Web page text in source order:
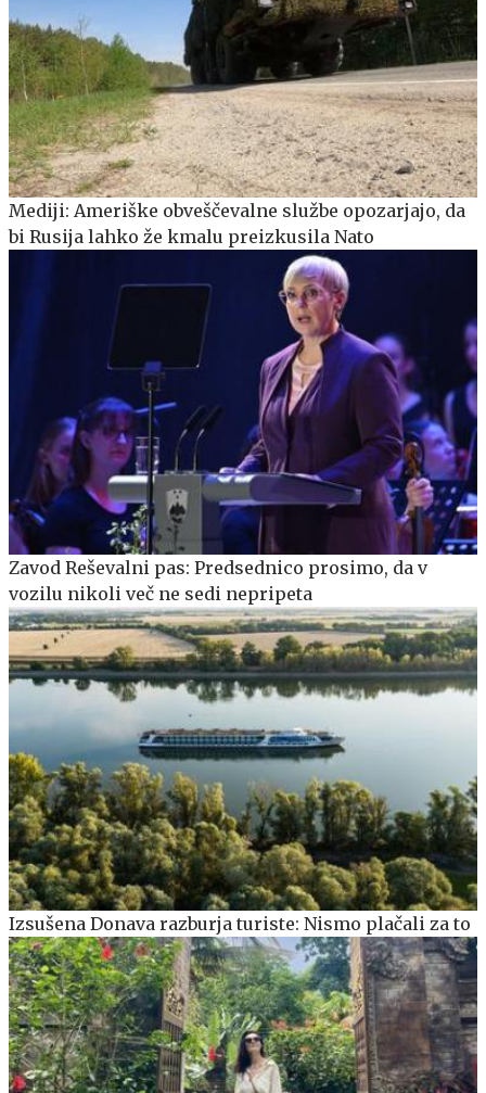
Mediji: Ameriške obveščevalne službe opozarjajo, da
bi Rusija lahko že kmalu preizkusila Nato
Zavod Reševalni pas: Predsednico prosimo, da v
vozilu nikoli več ne sedi nepripeta
Izsušena Donava razburja turiste: Nismo plačali za to